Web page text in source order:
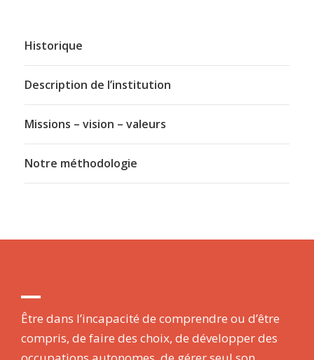
Historique
Description de l’institution
Missions – vision – valeurs
Notre méthodologie
Être dans l’incapacité de comprendre ou d’être
compris, de faire des choix, de développer des